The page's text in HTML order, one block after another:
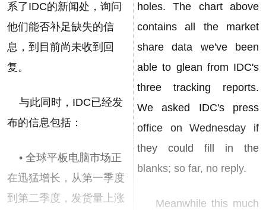
系了IDC的新闻处，询问
他们能否补足缺失的信
息，到目前尚未收到回
复。
与此同时，IDC已经发
布的信息包括：
• 全球平板电脑市场正
在迅猛增长，从第一季度
到第二季度，发货量上涨
holes. The chart above
contains all the market
share data we've been
able to glean from IDC's
three tracking reports.
We asked IDC's press
office on Wednesday if
they could fill in the
blanks; so far, no reply.
Meanwhile this much